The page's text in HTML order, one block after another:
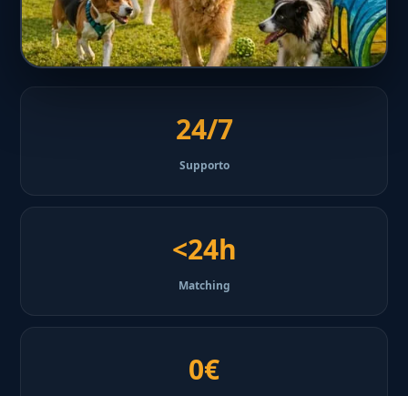
24/7
Supporto
<24h
Matching
0€